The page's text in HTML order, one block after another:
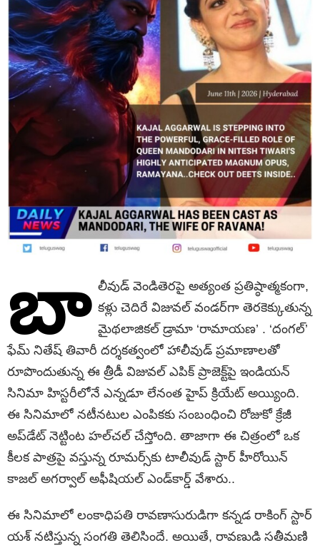
బా లీవుడ్ వెండితెరపై అత్యంత ప్రతిష్ఠాత్మకంగా,
కళ్లు చెదిరే విజువల్ వండర్‌గా తెరకెక్కుతున్న
మైథలాజికల్ డ్రామా ‘రామాయణ’ . ‘దంగల్’
ఫేమ్ నితేష్ తివారీ దర్శకత్వంలో హాలీవుడ్ ప్రమాణాలతో
రూపొందుతున్న ఈ త్రీడీ విజువల్ ఎపిక్ ప్రాజెక్ట్‌పై ఇండియన్
సినిమా హిస్టరీలోనే ఎన్నడూ లేనంత హైప్ క్రియేట్ అయ్యింది.
ఈ సినిమాలో నటీనటుల ఎంపికకు సంబంధించి రోజుకో క్రేజీ
అప్‌డేట్ నెట్టింట హల్‌చల్ చేస్తోంది. తాజాగా ఈ చిత్రంలో ఒక
కీలక పాత్రపై వస్తున్న రూమర్స్‌కు టాలీవుడ్ స్టార్ హీరోయిన్
కాజల్ అగర్వాల్ అఫీషియల్ ఎండ్‌కార్డ్ వేశారు..
ఈ సినిమాలో లంకాధిపతి రావణాసురుడిగా కన్నడ రాకింగ్ స్టార్
యశ్ నటిస్తున్న సంగతి తెలిసిందే. అయితే, రావణుడి సతీమణి